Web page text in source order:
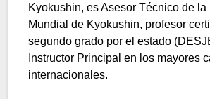
Kyokushin, es Asesor Técnico de la
Mundial de Kyokushin, profesor
segundo grado por el estado
Instructor Principal en los mayores
internacionales.